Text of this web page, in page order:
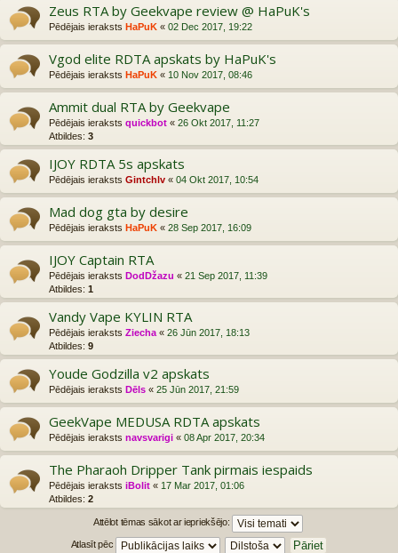
Zeus RTA by Geekvape review @ HaPuK's
Pēdējais ieraksts HaPuK « 02 Dec 2017, 19:22
Vgod elite RDTA apskats by HaPuK's
Pēdējais ieraksts HaPuK « 10 Nov 2017, 08:46
Ammit dual RTA by Geekvape
Pēdējais ieraksts quickbot « 26 Okt 2017, 11:27
Atbildes: 3
IJOY RDTA 5s apskats
Pēdējais ieraksts Gintchlv « 04 Okt 2017, 10:54
Mad dog gta by desire
Pēdējais ieraksts HaPuK « 28 Sep 2017, 16:09
IJOY Captain RTA
Pēdējais ieraksts DodDžazu « 21 Sep 2017, 11:39
Atbildes: 1
Vandy Vape KYLIN RTA
Pēdējais ieraksts Ziecha « 26 Jūn 2017, 18:13
Atbildes: 9
Youde Godzilla v2 apskats
Pēdējais ieraksts Dēls « 25 Jūn 2017, 21:59
GeekVape MEDUSA RDTA apskats
Pēdējais ieraksts navsvarigi « 08 Apr 2017, 20:34
The Pharaoh Dripper Tank pirmais iespaids
Pēdējais ieraksts iBolit « 17 Mar 2017, 01:06
Atbildes: 2
Attēlot tēmas sākot ar iepriekšējo:
Atlasīt pēc